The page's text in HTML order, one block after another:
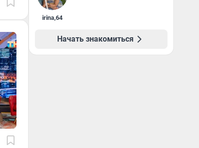
irina,64
Начать знакомиться